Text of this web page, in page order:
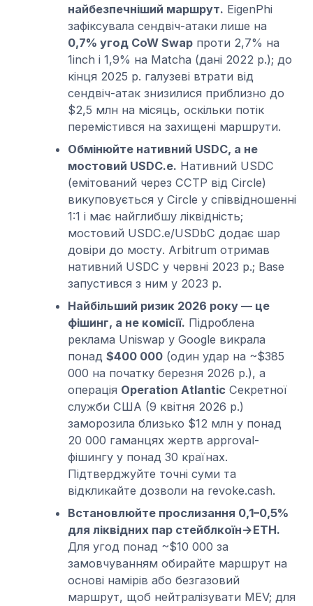
найбезпечніший маршрут. EigenPhi
зафіксувала сендвіч-атаки лише на
0,7% угод CoW Swapпроти 2,7% на
1inch і 1,9% на Matcha (дані 2022 р.); до
кінця 2025 р. галузеві втрати від
сендвіч-атак знизилися приблизно до
$2,5 млн на місяць, оскільки потік
перемістився на захищені маршрути.
Обмінюйте нативний USDC, а не
мостовий USDC.e. Нативний USDC
(емітований через CCTP від Circle)
викуповується у Circle у співвідношенні
1:1 і має найглибшу ліквідність;
мостовий USDC.e/USDbC додає шар
довіри до мосту. Arbitrum отримав
нативний USDC у червні 2023 р.; Base
запустився з ним у 2023 р.
Найбільший ризик 2026 року — це
фішинг, а не комісії. Підроблена
реклама Uniswap у Google викрала
понад $400 000(один удар на ~$385
000 на початку березня 2026 р.), а
операція Operation AtlanticСекретної
служби США (9 квітня 2026 р.)
заморозила близько $12 млн у понад
20 000 гаманцях жертв approval-
фішингу у понад 30 країнах.
Підтверджуйте точні суми та
відкликайте дозволи на revoke.cash.
Встановлюйте прослизання 0,1–0,5%
для ліквідних пар стейблкоїн→ETH.
Для угод понад ~$10 000 за
замовчуванням обирайте маршрут на
основі намірів або безгазовий
маршрут, щоб нейтралізувати MEV; для